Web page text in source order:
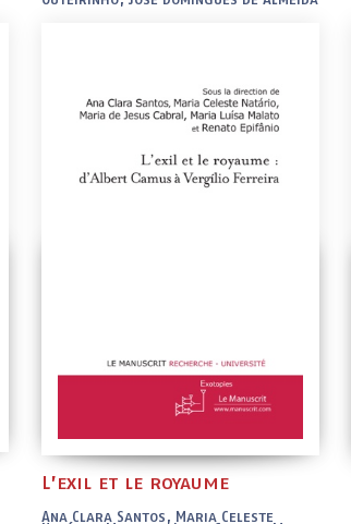
L’exil et le royaume
Ana Clara Santos, Maria Celeste